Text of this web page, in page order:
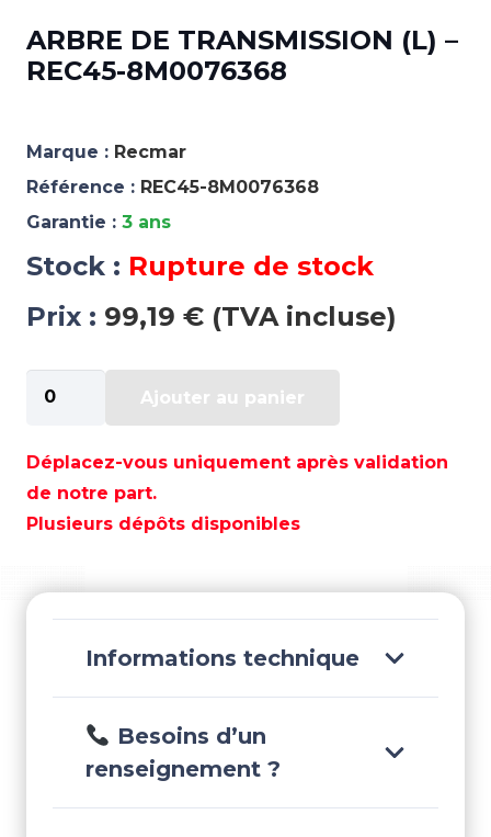
ARBRE DE TRANSMISSION (L) –
REC45-8M0076368
Marque : Recmar
Référence : REC45-8M0076368
Garantie : 3 ans
Stock : Rupture de stock
Prix : 99,19 € (TVA incluse)
de
DE
TRANSMISSION
(L)
8M0076368
Ajouter au panier
Déplacez-vous uniquement après validation
de notre part.
Plusieurs dépôts disponibles
Informations technique
Besoins d’un
renseignement ?